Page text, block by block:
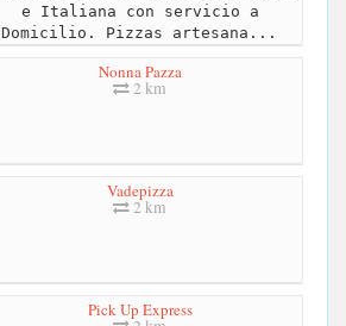
e Italiana con servicio a
Domicilio. Pizzas artesana...
Nonna Pazza
2 km
Vadepizza
2 km
Pick Up Express